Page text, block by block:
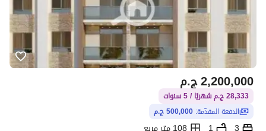
ج.م2,200,000
28,333 ج.م شهريًا / 5 سنوات
الدفعة المقدّمة: 500,000 ج.م